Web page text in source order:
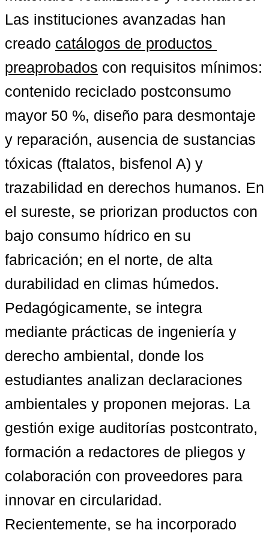
Las instituciones avanzadas han
creado catálogos de productos
preaprobados con requisitos mínimos:
contenido reciclado postconsumo
mayor 50 %, diseño para desmontaje
y reparación, ausencia de sustancias
tóxicas (ftalatos, bisfenol A) y
trazabilidad en derechos humanos. En
el sureste, se priorizan productos con
bajo consumo hídrico en su
fabricación; en el norte, de alta
durabilidad en climas húmedos.
Pedagógicamente, se integra
mediante prácticas de ingeniería y
derecho ambiental, donde los
estudiantes analizan declaraciones
ambientales y proponen mejoras. La
gestión exige auditorías postcontrato,
formación a redactores de pliegos y
colaboración con proveedores para
innovar en circularidad.